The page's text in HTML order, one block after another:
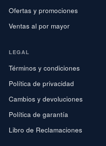
Ofertas y promociones
Ventas al por mayor
LEGAL
Términos y condiciones
Política de privacidad
Cambios y devoluciones
Política de garantía
Libro de Reclamaciones